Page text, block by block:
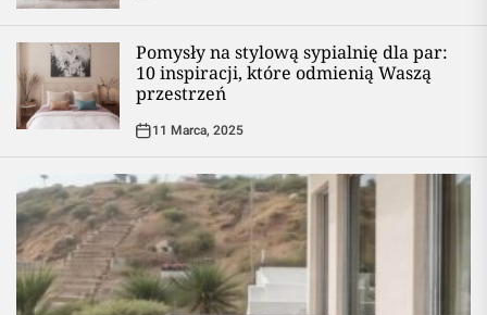
Pomysły na stylową sypialnię dla par:
10 inspiracji, które odmienią Waszą
przestrzeń
11 Marca, 2025